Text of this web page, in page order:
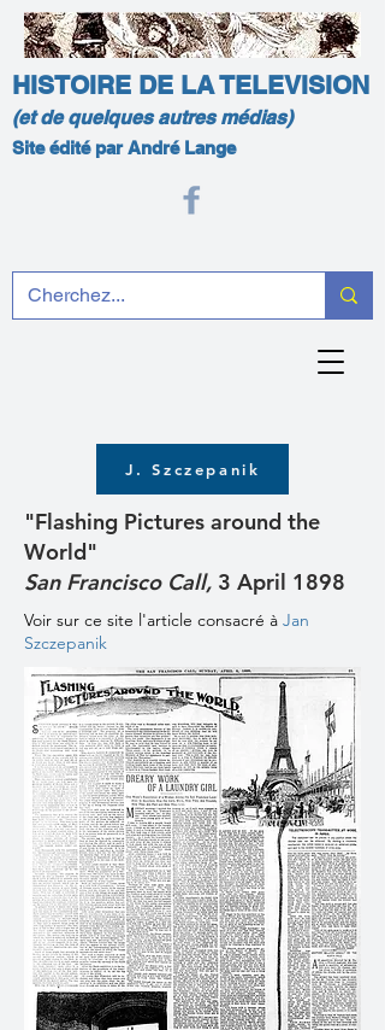
HISTOIRE DE LA TELEVISION
(et de quelques autres médias)
Site édité par André Lange
J. Szczepanik
"Flashing Pictures around the
World"
San Francisco Call, 3 April 1898
Voir sur ce site l'article consacré à Jan
Szczepanik